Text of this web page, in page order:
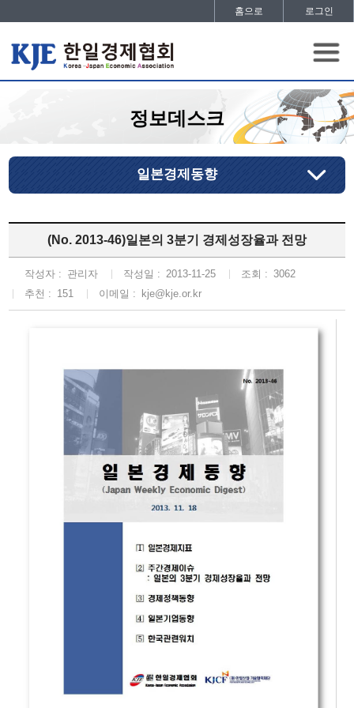
홈으로 로그인
정보데스크
일본경제동향
(No. 2013-46)일본의 3분기 경제성장율과 전망
작성자 : 관리자 작성일 : 2013-11-25 조회 : 3062
추천 : 151 이메일 : kje@kje.or.kr